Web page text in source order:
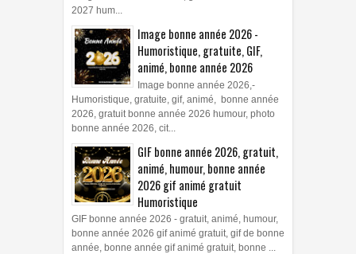
2027 hum...
Image bonne année 2026 -
Humoristique, gratuite, GIF,
animé, bonne année 2026
Image bonne année 2026,-
Humoristique, gratuite, gif, animé, bonne année
2026, gratuit bonne année 2026 humour, photo
bonne année 2026, cit...
GIF bonne année 2026, gratuit,
animé, humour, bonne année
2026 gif animé gratuit
Humoristique
GIF bonne année 2026 - gratuit, animé, humour,
bonne année 2026 gif animé gratuit, gif de bonne
année, bonne année gif animé gratuit, bonne ...